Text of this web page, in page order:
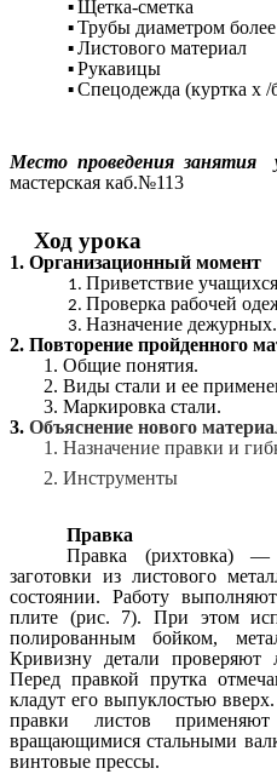
Щетка-сметка
Трубы диаметром
Листового материал
Рукавицы
Спецодежда (куртка х /
Место проведения занятия
мастерская каб.№113
Ход урока
1. Организационный момент
Приветствие
Проверка рабочей
Назначение дежурных.
2. Повторение пройденного
1. Общие понятия.
2. Виды стали и ее
3. Маркировка стали.
3. Объяснение нового
1. Назначение правки и
2. Инструменты
Правка
Правка (рихтовка) —
заготовки из листового
состоянии. Работу
плите (рис. 7). При этом
полированным бойком,
Кривизну детали проверяют
Перед правкой прутка
кладут его выпуклостью
правки листов
вращающимися стальными
винтовые прессы.